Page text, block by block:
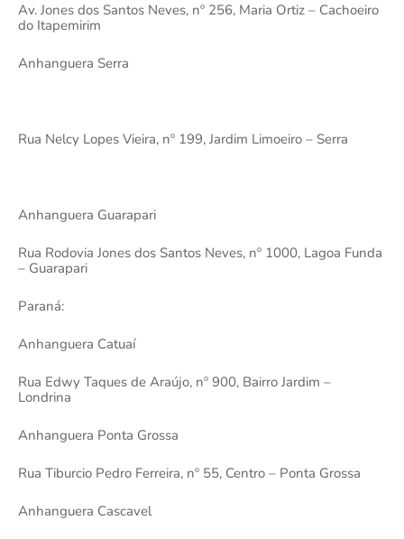
Av. Jones dos Santos Neves, nº 256, Maria Ortiz – Cachoeiro
do Itapemirim
Anhanguera Serra
Rua Nelcy Lopes Vieira, nº 199, Jardim Limoeiro – Serra
Anhanguera Guarapari
Rua Rodovia Jones dos Santos Neves, nº 1000, Lagoa Funda
– Guarapari
Paraná:
Anhanguera Catuaí
Rua Edwy Taques de Araújo, nº 900, Bairro Jardim –
Londrina
Anhanguera Ponta Grossa
Rua Tiburcio Pedro Ferreira, nº 55, Centro – Ponta Grossa
Anhanguera Cascavel